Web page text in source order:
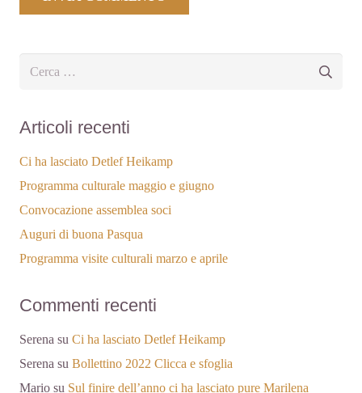
Articoli recenti
Ci ha lasciato Detlef Heikamp
Programma culturale maggio e giugno
Convocazione assemblea soci
Auguri di buona Pasqua
Programma visite culturali marzo e aprile
Commenti recenti
Serena su Ci ha lasciato Detlef Heikamp
Serena su Bollettino 2022 Clicca e sfoglia
Mario su Sul finire dell’anno ci ha lasciato pure Marilena